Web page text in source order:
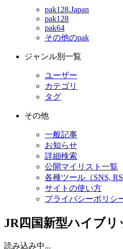
pak128.Japan
pak128
pak64
その他のpak
ジャンル別一覧
ユーザー
カテゴリ
タグ
その他
一般記事
お知らせ
詳細検索
公開マイリスト一覧
各種ツール（SNS,
サイトの使い方
プライバシーポリシ
JR四国新型ハイブリ
読み込み中...